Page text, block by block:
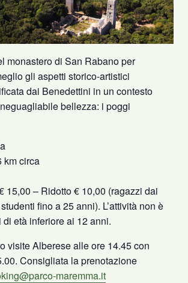
monastero di San Rabano per
gli aspetti storico-artistici
dai Benedettini in un contesto
bellezza: i poggi
km circa
15,00 – Ridotto € 10,00 (ragazzi dai
fino a 25 anni). L’attività non è
età inferiore ai 12 anni.
visite Alberese alle ore 14.45 con
Consigliata la prenotazione
maremma.it